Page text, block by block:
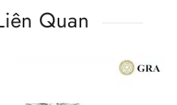
Quan